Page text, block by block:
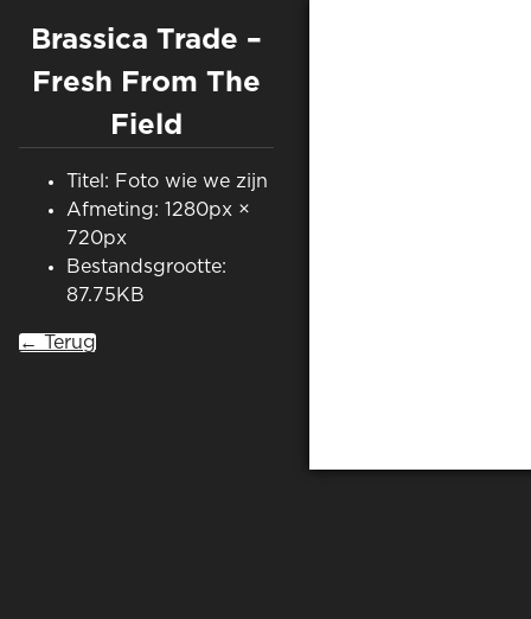
Brassica Trade –
Fresh From The
Field
Titel: Foto wie we zijn
Afmeting: 1280px ×
720px
Bestandsgrootte:
87.75KB
← Terug